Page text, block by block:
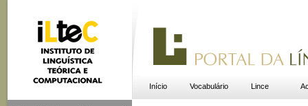
Início Vocabulário Lince